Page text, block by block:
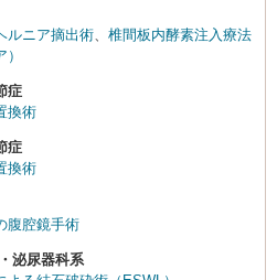
ルニア摘出術、 椎間板内酵素注入療法
症
換術
症
換術
腹腔鏡手術
泌尿器科系